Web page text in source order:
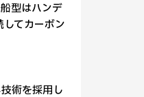
型はハンデ
てカーボン
術を採用し